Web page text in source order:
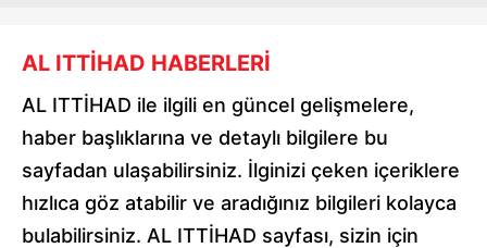
AL ITTİHAD HABERLERİ
AL ITTİHAD ile ilgili en güncel gelişmelere,
haber başlıklarına ve detaylı bilgilere bu
sayfadan ulaşabilirsiniz. İlginizi çeken içeriklere
hızlıca göz atabilir ve aradığınız bilgileri kolayca
bulabilirsiniz. AL ITTİHAD sayfası, sizin için